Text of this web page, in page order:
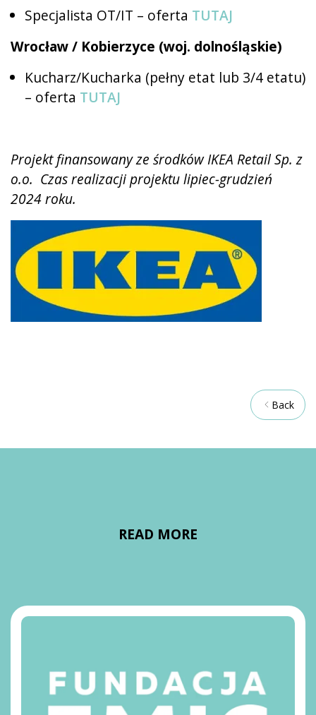
Specjalista OT/IT – oferta TUTAJ
Wrocław / Kobierzyce (woj. dolnośląskie)
Kucharz/Kucharka (pełny etat lub 3/4 etatu)
– oferta TUTAJ
Projekt finansowany ze środków IKEA Retail Sp. z
o.o. Czas realizacji projektu lipiec-grudzień
2024 roku.
Back
READ MORE